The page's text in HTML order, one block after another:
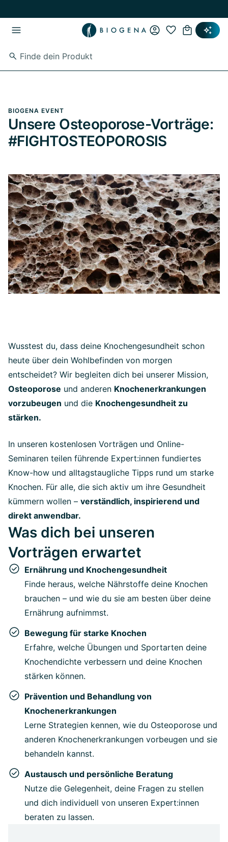
BIOGENA EVENT
Unsere Osteoporose-Vorträge:
#FIGHTOSTEOPOROSIS
Wusstest du, dass deine Knochengesundheit schon
heute über dein Wohlbefinden von morgen
entscheidet? Wir begleiten dich bei unserer Mission,
Osteoporose und anderen Knochenerkrankungen
vorzubeugen und die Knochengesundheit zu
stärken.
In unseren kostenlosen Vorträgen und Online-
Seminaren teilen führende Expert:innen fundiertes
Know-how und alltagstaugliche Tipps rund um starke
Knochen. Für alle, die sich aktiv um ihre Gesundheit
kümmern wollen – verständlich, inspirierend und
direkt anwendbar.
Was dich bei unseren
Vorträgen erwartet
Ernährung und Knochengesundheit
Finde heraus, welche Nährstoffe deine Knochen
brauchen – und wie du sie am besten über deine
Ernährung aufnimmst.
Bewegung für starke Knochen
Erfahre, welche Übungen und Sportarten deine
Knochendichte verbessern und deine Knochen
stärken können.
Prävention und Behandlung von
Knochenerkrankungen
Lerne Strategien kennen, wie du Osteoporose und
anderen Knochenerkrankungen vorbeugen und sie
behandeln kannst.
Austausch und persönliche Beratung
Nutze die Gelegenheit, deine Fragen zu stellen
und dich individuell von unseren Expert:innen
beraten zu lassen.